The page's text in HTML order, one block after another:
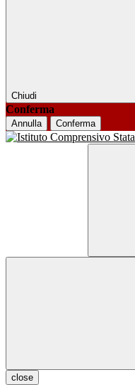
Chiudi
Conferma
Annulla Conferma
close